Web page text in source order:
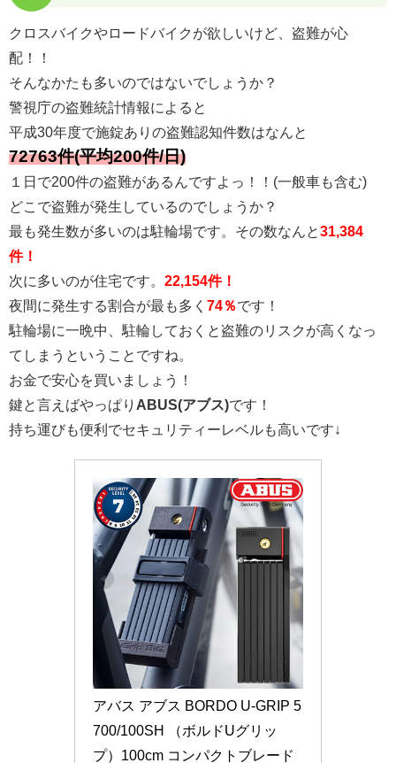
クロスバイクやロードバイクが欲しいけど、盗難が心
配！！
そんなかたも多いのではないでしょうか？
警視庁の盗難統計情報によると
平成30年度で施錠ありの盗難認知件数はなんと
72763件(平均200件/日)
１日で200件の盗難があるんですよっ！！(一般車も含む)
どこで盗難が発生しているのでしょうか？
最も発生数が多いのは駐輪場です。その数なんと31,384
件！
次に多いのが住宅です。 22,154件！
夜間に発生する割合が最も多く 74％です！
駐輪場に一晩中、駐輪しておくと盗難のリスクが高くなっ
てしまうということですね。
お金で安心を買いましょう！
鍵と言えばやっぱり ABUS(アブス)です！
持ち運びも便利でセキュリティーレベルも高いです↓
アバス アブス BORDO U-GRIP 5
700/100SH （ボルドUグリッ
プ）100cm コンパクトブレード